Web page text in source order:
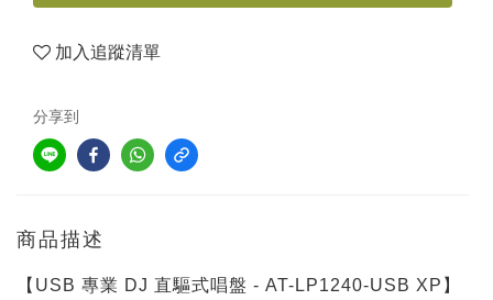
加入追蹤清單
分享到
商品描述
【USB 專業 DJ 直驅式唱盤 - AT-LP1240-USB XP】